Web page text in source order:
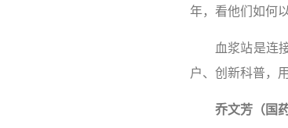
年，看他们如何
血浆站是连
户、创新科普，
乔文芳（国